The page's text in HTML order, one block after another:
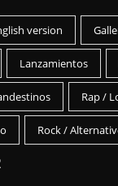
version
Lanzamientos
Rap /
Rock /